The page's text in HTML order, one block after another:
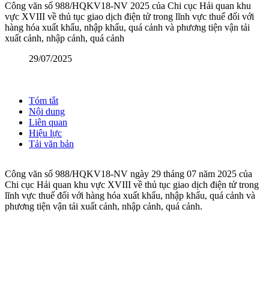
Công văn số 988/HQKV18-NV 2025 của Chi cục Hải quan khu
vực XVIII về thủ tục giao dịch điện tử trong lĩnh vực thuế đối với
hàng hóa xuất khẩu, nhập khẩu, quá cảnh và phương tiện vận tải
xuất cảnh, nhập cảnh, quá cảnh
29/07/2025
Tóm tắt
Nội dung
Liên quan
Hiệu lực
Tải văn bản
Công văn số 988/HQKV18-NV ngày 29 tháng 07 năm 2025 của
Chi cục Hải quan khu vực XVIII về thủ tục giao dịch điện tử trong
lĩnh vực thuế đối với hàng hóa xuất khẩu, nhập khẩu, quá cảnh và
phương tiện vận tải xuất cảnh, nhập cảnh, quá cảnh.